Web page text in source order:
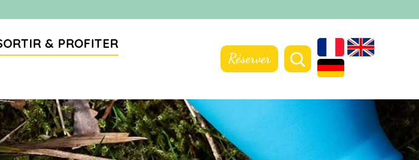
& PROFITER
Réserver